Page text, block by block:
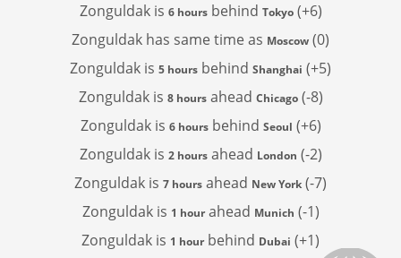
Zonguldak is 6 hoursbehind Tokyo(+6)
Zonguldak has same time as Moscow (0)
Zonguldak is 5 hours behind Shanghai (+5)
Zonguldak is 8 hoursahead Chicago(-8)
Zonguldak is 6 hoursbehind Seoul (+6)
Zonguldak is 2 hoursahead London (-2)
Zonguldak is 7 hours ahead New York (-7)
Zonguldak is 1 hourahead Munich (-1)
Zonguldak is 1 hourbehind Dubai (+1)